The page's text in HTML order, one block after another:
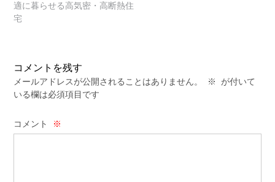
適に暮らせる高気密・高断熱住
宅
コメントを残す
メールアドレスが公開されることはありません。 ※
が付いて
いる欄は必須項目です
コメント ※